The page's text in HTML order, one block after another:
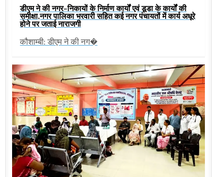
डीएम ने की नगर-निकायों के निर्माण कार्यों एवं डूडा के कार्यों की
समीक्षा,नगर पालिका भरवारी सहित कई नगर पंचायतों में कार्य अधूरे
होने पर जताई नाराजगी
कौशाम्बी: डीएम ने की नग�